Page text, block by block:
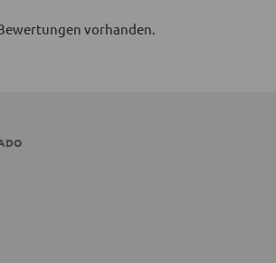
vorhanden.